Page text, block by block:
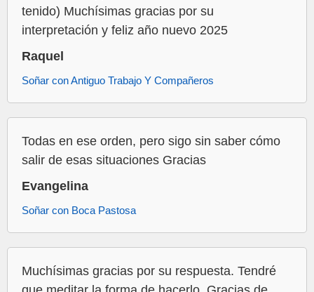
tenido) Muchísimas gracias por su
interpretación y feliz año nuevo 2025
Raquel
Soñar con Antiguo Trabajo Y Compañeros
Todas en ese orden, pero sigo sin saber cómo
salir de esas situaciones Gracias
Evangelina
Soñar con Boca Pastosa
Muchísimas gracias por su respuesta. Tendré